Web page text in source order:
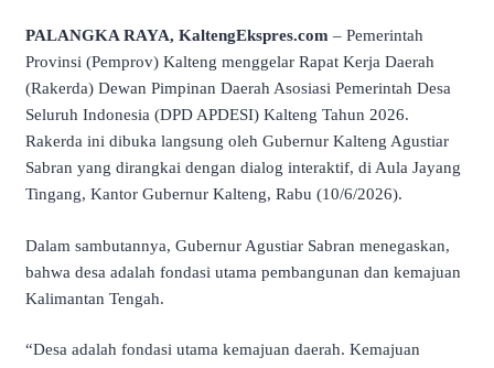
PALANGKA RAYA, KaltengEkspres.com – Pemerintah
Provinsi (Pemprov) Kalteng menggelar Rapat Kerja Daerah
(Rakerda) Dewan Pimpinan Daerah Asosiasi Pemerintah Desa
Seluruh Indonesia (DPD APDESI) Kalteng Tahun 2026.
Rakerda ini dibuka langsung oleh Gubernur Kalteng Agustiar
Sabran yang dirangkai dengan dialog interaktif, di Aula Jayang
Tingang, Kantor Gubernur Kalteng, Rabu (10/6/2026).
Dalam sambutannya, Gubernur Agustiar Sabran menegaskan,
bahwa desa adalah fondasi utama pembangunan dan kemajuan
Kalimantan Tengah.
“Desa adalah fondasi utama kemajuan daerah. Kemajuan